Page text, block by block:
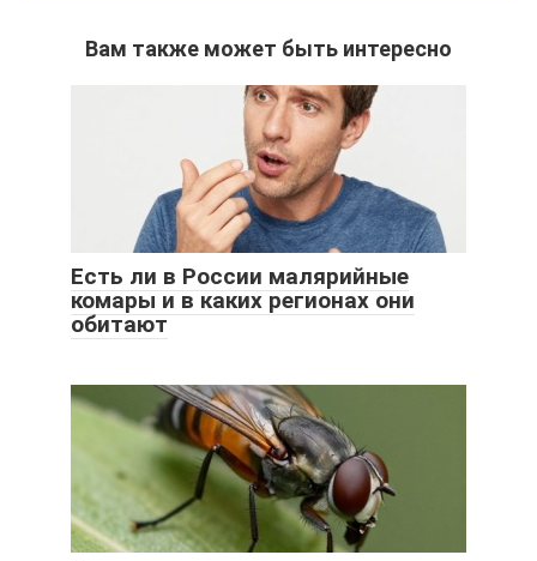
Вам также может быть интересно
Есть ли в России малярийные
комары и в каких регионах они
обитают